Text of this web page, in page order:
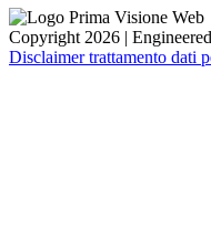
Copyright 2026 |
Disclaimer trattamento dati